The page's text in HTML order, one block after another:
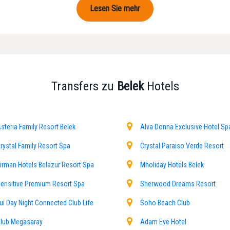
Transfer bieten wir Ihnen den Belek-Transfer-Service an, damit Sie diese
Sie uns anrufen oder uns über unsere Website kontaktieren.
Taxis und privaten Transferfahrzeugen. Als Antalya Transfer empfangen
Lesen Sie mehr
Transfers zu BelekHotels
Family Resort Belek Alva Donna Exclusive Hotel
Family Resort Spa Crystal Paraiso Verde Resort
Hotels Belazur Resort Spa Mholiday Hotels Belek
Premium Resort Spa Sherwood Dreams Resort
Day Night Connected Club Life Soho Beach Club
Megasaray Adam Eve Hotel